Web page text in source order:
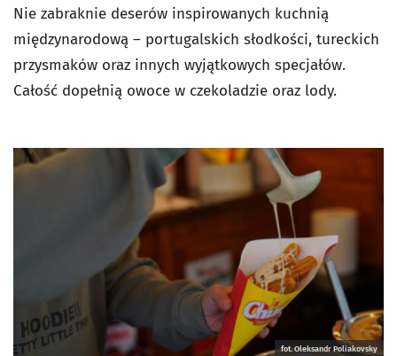
Nie zabraknie deserów inspirowanych kuchnią
międzynarodową – portugalskich słodkości, tureckich
przysmaków oraz innych wyjątkowych specjałów.
Całość dopełnią owoce w czekoladzie oraz lody.
fot. Oleksandr Poliakovsky